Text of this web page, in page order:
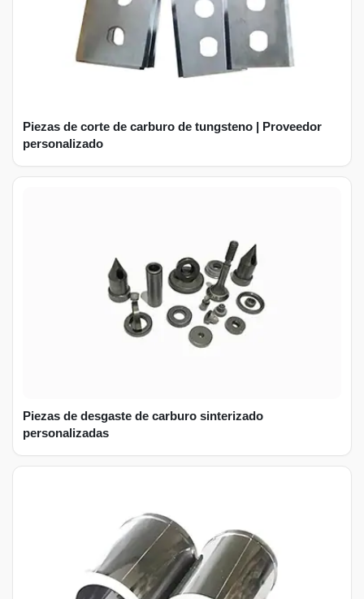
Piezas de corte de carburo de tungsteno | Proveedor
personalizado
Piezas de desgaste de carburo sinterizado
personalizadas